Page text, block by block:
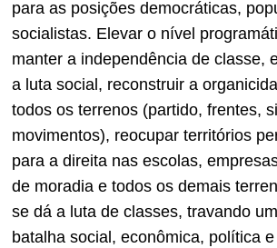
para as posições democráticas,
socialistas. Elevar o nível
manter a independência de classe,
a luta social, reconstruir a
todos os terrenos (partido, frentes,
movimentos), reocupar territórios
para a direita nas escolas,
de moradia e todos os demais
se dá a luta de classes, travando
batalha social, econômica, política